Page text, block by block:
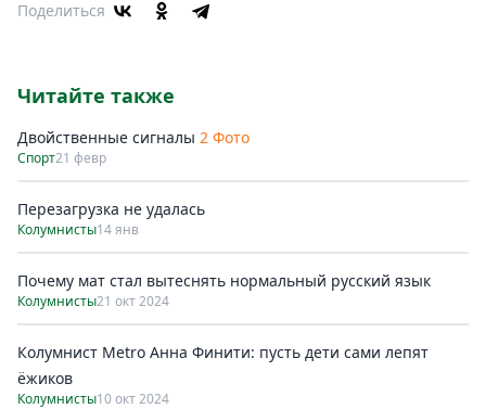
Поделиться
Читайте также
Двойственные сигналы 2 Фото
Спорт21 февр
Перезагрузка не удалась
Колумнисты14 янв
Почему мат стал вытеснять нормальный русский язык
Колумнисты21 окт 2024
Колумнист Metro Анна Финити: пусть дети сами лепят
ёжиков
Колумнисты10 окт 2024